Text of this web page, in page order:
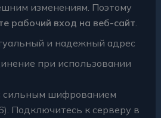
изменениям. Поэтому
рабочий вход на веб-сайт
и надежный адрес
при использовании
сильным шифрованием
Подключитесь к серверу в